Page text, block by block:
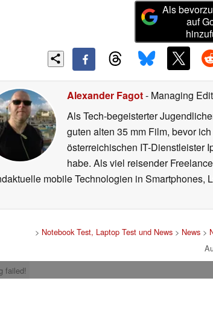
Als
auf
Alexander Fagot- Managing
Als Tech-begeisterter
guten alten 35 mm Film, bevor
österreichischen IT-Dienstleister
habe. Als viel reisender
mobile Technologien in Smartphones,
> Notebook Test, Laptop Test und News > News >
failed!